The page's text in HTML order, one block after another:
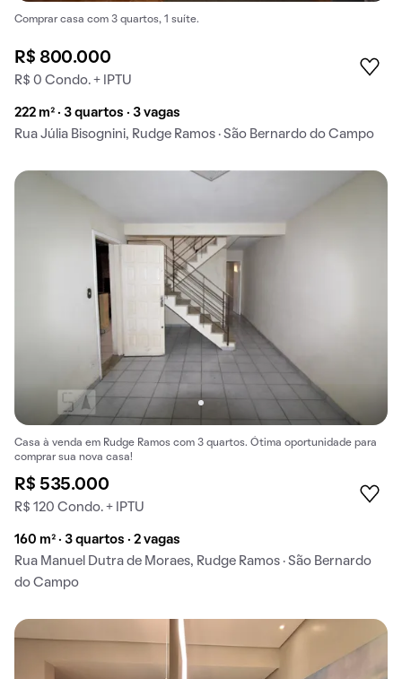
Comprar casa com 3 quartos, 1 suíte.
R$ 800.000
R$ 0 Condo. + IPTU
222 m² · 3 quartos · 3 vagas
Rua Júlia Bisognini, Rudge Ramos · São Bernardo do Campo
Casa à venda em Rudge Ramos com 3 quartos. Ótima oportunidade para
comprar sua nova casa!
R$ 535.000
R$ 120 Condo. + IPTU
160 m² · 3 quartos · 2 vagas
Rua Manuel Dutra de Moraes, Rudge Ramos · São Bernardo
do Campo